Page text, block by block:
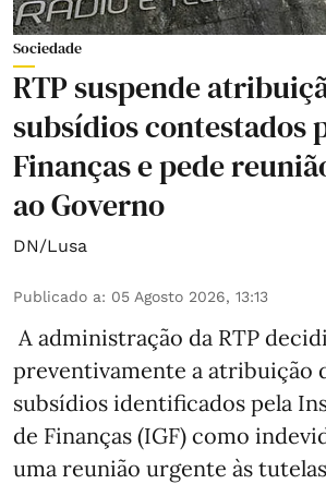
Sociedade
RTP suspende
subsídios contestados
Finanças e pede
ao Governo
DN/Lusa
Publicado a: 05 Agosto 2026, 13:13
A administração da RTP
preventivamente a atribuição
subsídios identificados pela
de Finanças (IGF) como
uma reunião urgente às